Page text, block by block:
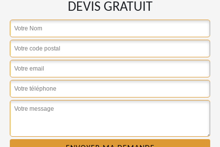
DEVIS GRATUIT